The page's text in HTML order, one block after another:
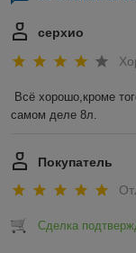
серхио
Всё хорошо,кроме
самом деле 8л.
Покупатель
Сделка